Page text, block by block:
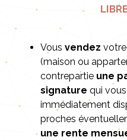
Vous vendez
(maison ou
contrepartie une
signature qui
immédiatement
proches
une rente